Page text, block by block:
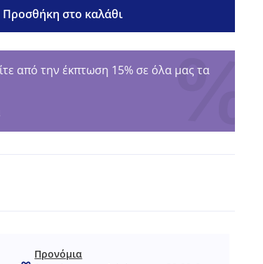
Προσθήκη στο καλάθι
από την έκπτωση 15% σε όλα μας τα
Προνόμια